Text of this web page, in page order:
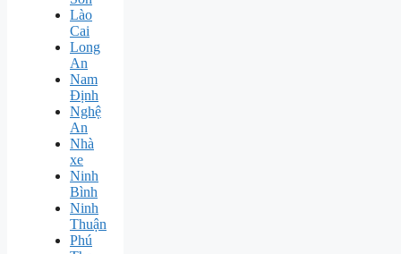
Lào
Cai
Long
An
Nam
Định
Nghệ
An
Nhà
xe
Ninh
Bình
Ninh
Thuận
Phú